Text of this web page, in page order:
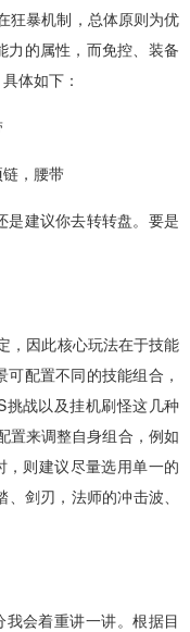
狂暴机制，总体原则为优
力的属性，而免控、装备
体如下：
，腰带
是建议你去转转盘。要是
，因此核心玩法在于技能
配置不同的技能组合，
战以及挂机刷怪这几种
置来调整自身组合，例如
，则建议尽量选用单一的
剑刃，法师的冲击波、
会着重讲一讲。根据目